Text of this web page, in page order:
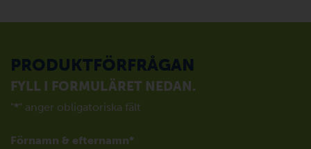
PRODUKTFÖRFRÅGAN
FYLL I FORMULÄRET NEDAN.
"*" anger obligatoriska fält
Förnamn & efternamn